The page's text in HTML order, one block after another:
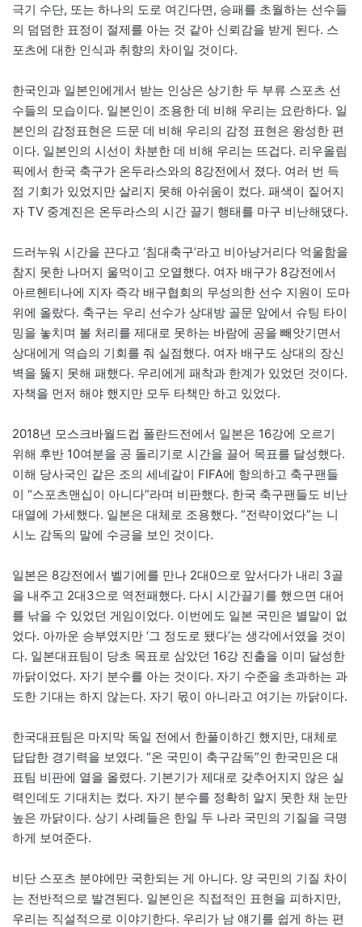
극기 수단, 또는 하나의 도로 여긴다면, 승패를 초월하는 선수들
의 덤덤한 표정이 절제를 아는 것 같아 신뢰감을 받게 된다. 스
포츠에 대한 인식과 취향의 차이일 것이다.
한국인과 일본인에게서 받는 인상은 상기한 두 부류 스포츠 선
수들의 모습이다. 일본인이 조용한 데 비해 우리는 요란하다. 일
본인의 감정표현은 드문 데 비해 우리의 감정 표현은 왕성한 편
이다. 일본인의 시선이 차분한 데 비해 우리는 뜨겁다. 리우올림
픽에서 한국 축구가 온두라스와의 8강전에서 졌다. 여러 번 득
점 기회가 있었지만 살리지 못해 아쉬움이 컸다. 패색이 짙어지
자 TV 중계진은 온두라스의 시간 끌기 행태를 마구 비난해댔다.
드러누워 시간을 끈다고 ‘침대축구’라고 비아냥거리다 억울함을
참지 못한 나머지 울먹이고 오열했다. 여자 배구가 8강전에서
아르헨티나에 지자 즉각 배구협회의 무성의한 선수 지원이 도마
위에 올랐다. 축구는 우리 선수가 상대방 골문 앞에서 슈팅 타이
밍을 놓치며 볼 처리를 제대로 못하는 바람에 공을 빼앗기면서
상대에게 역습의 기회를 줘 실점했다. 여자 배구도 상대의 장신
벽을 뚫지 못해 패했다. 우리에게 패착과 한계가 있었던 것이다.
자책을 먼저 해야 했지만 모두 타책만 하고 있었다.
2018년 모스크바월드컵 폴란드전에서 일본은 16강에 오르기
위해 후반 10여분을 공 돌리기로 시간을 끌어 목표를 달성했다.
이해 당사국인 같은 조의 세네갈이 FIFA에 항의하고 축구팬들
이 “스포츠맨십이 아니다”라며 비판했다. 한국 축구팬들도 비난
대열에 가세했다. 일본은 대체로 조용했다. “전략이었다”는 니
시노 감독의 말에 수긍을 보인 것이다.
일본은 8강전에서 벨기에를 만나 2대0으로 앞서다가 내리 3골
을 내주고 2대3으로 역전패했다. 다시 시간끌기를 했으면 대어
를 낚을 수 있었던 게임이었다. 이번에도 일본 국민은 별말이 없
었다. 아까운 승부였지만 ‘그 정도로 됐다’는 생각에서였을 것이
다. 일본대표팀이 당초 목표로 삼았던 16강 진출을 이미 달성한
까닭이었다. 자기 분수를 아는 것이다. 자기 수준을 초과하는 과
도한 기대는 하지 않는다. 자기 몫이 아니라고 여기는 까닭이다.
한국대표팀은 마지막 독일 전에서 한풀이하긴 했지만, 대체로
답답한 경기력을 보였다. “온 국민이 축구감독”인 한국민은 대
표팀 비판에 열을 올렸다. 기본기가 제대로 갖추어지지 않은 실
력인데도 기대치는 컸다. 자기 분수를 정확히 알지 못한 채 눈만
높은 까닭이다. 상기 사례들은 한일 두 나라 국민의 기질을 극명
하게 보여준다.
비단 스포츠 분야에만 국한되는 게 아니다. 양 국민의 기질 차이
는 전반적으로 발견된다. 일본인은 직접적인 표현을 피하지만,
우리는 직설적으로 이야기한다. 우리가 남 얘기를 쉽게 하는 편